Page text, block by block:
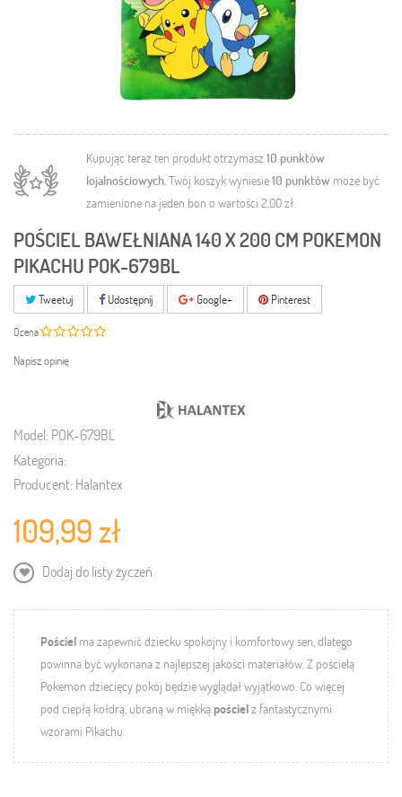
Kupując teraz ten produkt otrzymasz 10 punktów
lojalnościowych. Twój koszyk wyniesie10 punktów może być
zamienione na jeden bon o wartości 2,00 zł.
POŚCIEL BAWEŁNIANA 140 X 200 CM POKEMON
PIKACHU POK-679BL
Tweetuj Udostępnij Google+ Pinterest
Ocena
Napisz opinię
Model: POK-679BL
Kategoria:
Producent: Halantex
109,99 zł
Dodaj do listy życzeń
Pościel ma zapewnić dziecku spokojny i komfortowy sen, dlatego
powinna być wykonana z najlepszej jakości materiałów.Z pościelą
Pokemon dziecięcy pokój będzie wyglądał wyjątkowo. Co więcej
pod ciepłą kołdrą, ubraną w miękkąpościelz fantastycznymi
wzorami Pikachu.